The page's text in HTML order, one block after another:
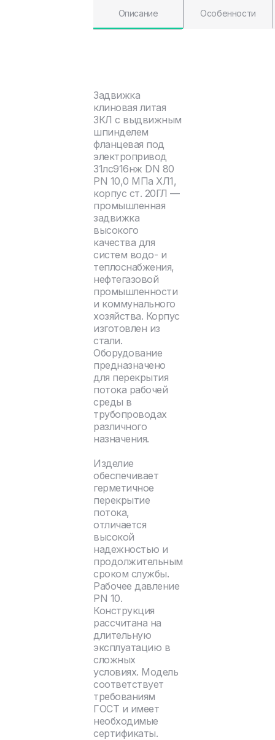
Описание Особенности
Задвижка
клиновая литая
ЗКЛ с выдвижным
шпинделем
фланцевая под
электропривод
31лс916нж DN 80
PN 10,0 МПа ХЛ1,
корпус ст. 20ГЛ —
промышленная
задвижка
высокого
качества для
систем водо- и
теплоснабжения,
нефтегазовой
промышленности
и коммунального
хозяйства. Корпус
изготовлен из
стали.
Оборудование
предназначено
для перекрытия
потока рабочей
среды в
трубопроводах
различного
назначения.
Изделие
обеспечивает
герметичное
перекрытие
потока,
отличается
высокой
надежностью и
продолжительным
сроком службы.
Рабочее давление
PN 10.
Конструкция
рассчитана на
длительную
эксплуатацию в
сложных
условиях. Модель
соответствует
требованиям
ГОСТ и имеет
необходимые
сертификаты.